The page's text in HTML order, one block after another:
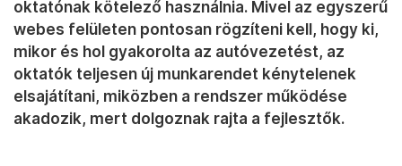
oktatónak kötelező használnia. Mivel az egyszerű
webes felületen pontosan rögzíteni kell, hogy ki,
mikor és hol gyakorolta az autóvezetést, az
oktatók teljesen új munkarendet kénytelenek
elsajátítani, miközben a rendszer működése
akadozik, mert dolgoznak rajta a fejlesztők.